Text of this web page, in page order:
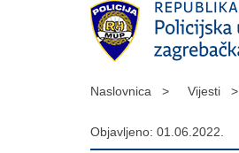
Naslovnica > Vijesti >
Objavljeno: 01.06.2022.